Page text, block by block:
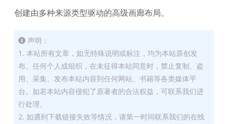
创建由多种来源类型驱动的高级画廊布局。
声明：
1. 本站所有文章，如无特殊说明或标注，均为本站原创发
布。任何个人或组织，在未征得本站同意时，禁止复制、盗
用、采集、发布本站内容到任何网站、书籍等各类媒体平
台。如若本站内容侵犯了原著者的合法权益，可联系我们进
行处理。
2. 如遇到下载链接失效等情况，请第一时间联系我们的在线